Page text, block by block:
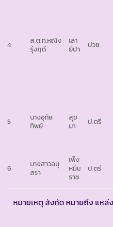
4
ส.ต.ท.หญิง
รุ่งฤดี
เลา
ยี่ปา
ปวช.
5
นางอุทัย
ทิพย์
สุข
มา
ป.ตรี
6
นางสาวอนุ
สรา
เพ็ง
หมื่น
ราช
ป.ตรี
หมายเหตุ สังกัด หมายถึง แหล่